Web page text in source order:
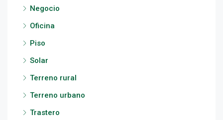
Negocio
Oficina
Piso
Solar
Terreno rural
Terreno urbano
Trastero